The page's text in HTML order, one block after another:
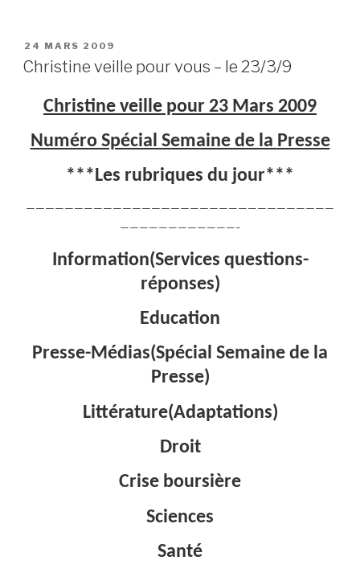
PUBLIÉ
LE
24 MARS 2009
Christine veille pour vous – le 23/3/9
Christine veille pour 23 Mars 2009
Numéro Spécial Semaine de la Presse
***Les rubriques du jour***
————————————————————————————————
————————————–
Information(Services questions-
réponses)
Education
Presse-Médias(Spécial Semaine de la
Presse)
Littérature(Adaptations)
Droit
Crise boursière
Sciences
Santé